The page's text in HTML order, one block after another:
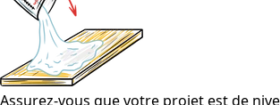
Assurez-vous que votre projet est de